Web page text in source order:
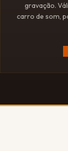
gravação.
carro de som,